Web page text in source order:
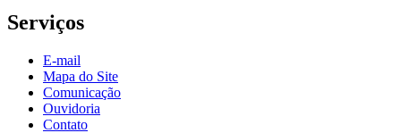
Serviços
E-mail
Mapa do Site
Comunicação
Ouvidoria
Contato